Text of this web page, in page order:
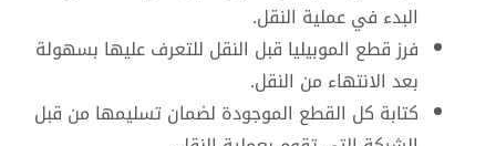
البدء في عملية النقل.
فرز قطع الموبيليا قبل النقل للتعرف عليها بسهولة
بعد الانتهاء من النقل.
كتابة كل القطع الموجودة لضمان تسليمها من قبل